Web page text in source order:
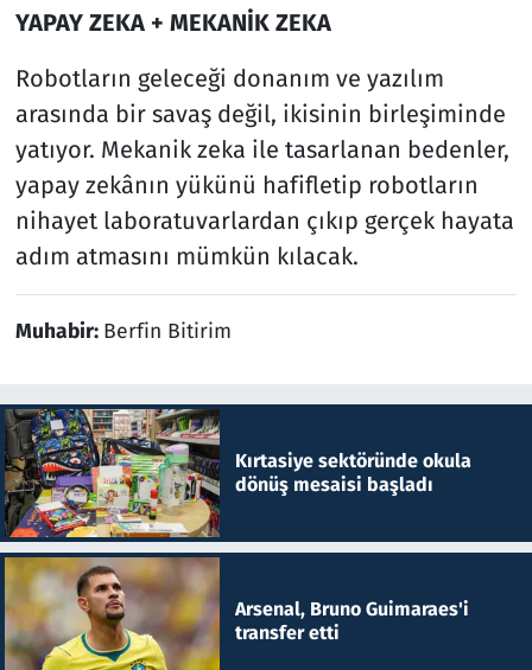
YAPAY ZEKA + MEKANİK ZEKA
Robotların geleceği donanım ve yazılım
arasında bir savaş değil, ikisinin birleşiminde
yatıyor. Mekanik zeka ile tasarlanan bedenler,
yapay zekânın yükünü hafifletip robotların
nihayet laboratuvarlardan çıkıp gerçek hayata
adım atmasını mümkün kılacak.
Muhabir: Berfin Bitirim
Kırtasiye sektöründe okula
dönüş mesaisi başladı
Arsenal, Bruno Guimaraes'i
transfer etti